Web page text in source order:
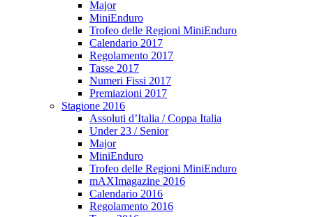
Major
MiniEnduro
Trofeo delle Regioni MiniEnduro
Calendario 2017
Regolamento 2017
Tasse 2017
Numeri Fissi 2017
Premiazioni 2017
Stagione 2016
Assoluti d’Italia / Coppa Italia
Under 23 / Senior
Major
MiniEnduro
Trofeo delle Regioni MiniEnduro
mAXImagazine 2016
Calendario 2016
Regolamento 2016